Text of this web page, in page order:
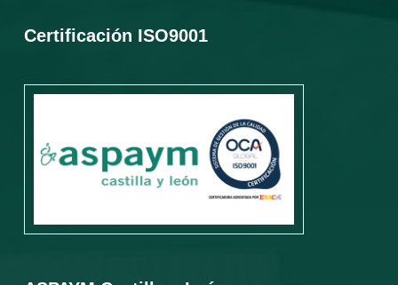
Certificación ISO9001